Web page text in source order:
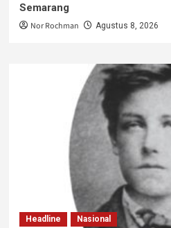
Semarang
Nor Rochman Agustus 8, 2026
Headline Nasional